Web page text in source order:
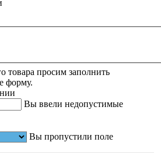
товара просим заполнить
форму.
Вы ввели недопустимые
Вы пропустили поле